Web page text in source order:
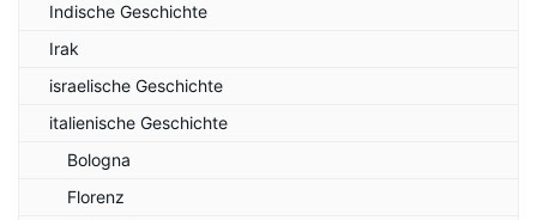
Indische Geschichte
Irak
israelische Geschichte
italienische Geschichte
Bologna
Florenz